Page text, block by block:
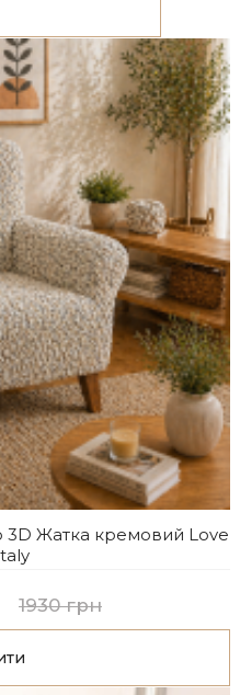
3D Жатка кремовий Love
1930 грн